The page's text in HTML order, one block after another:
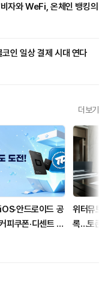
자와 WeFi, 온체인 뱅킹의
인 일상 결제 시대 연다
더보기
안드로이드 공
피쿠폰·디센트 S
위터뮤
록…토큰